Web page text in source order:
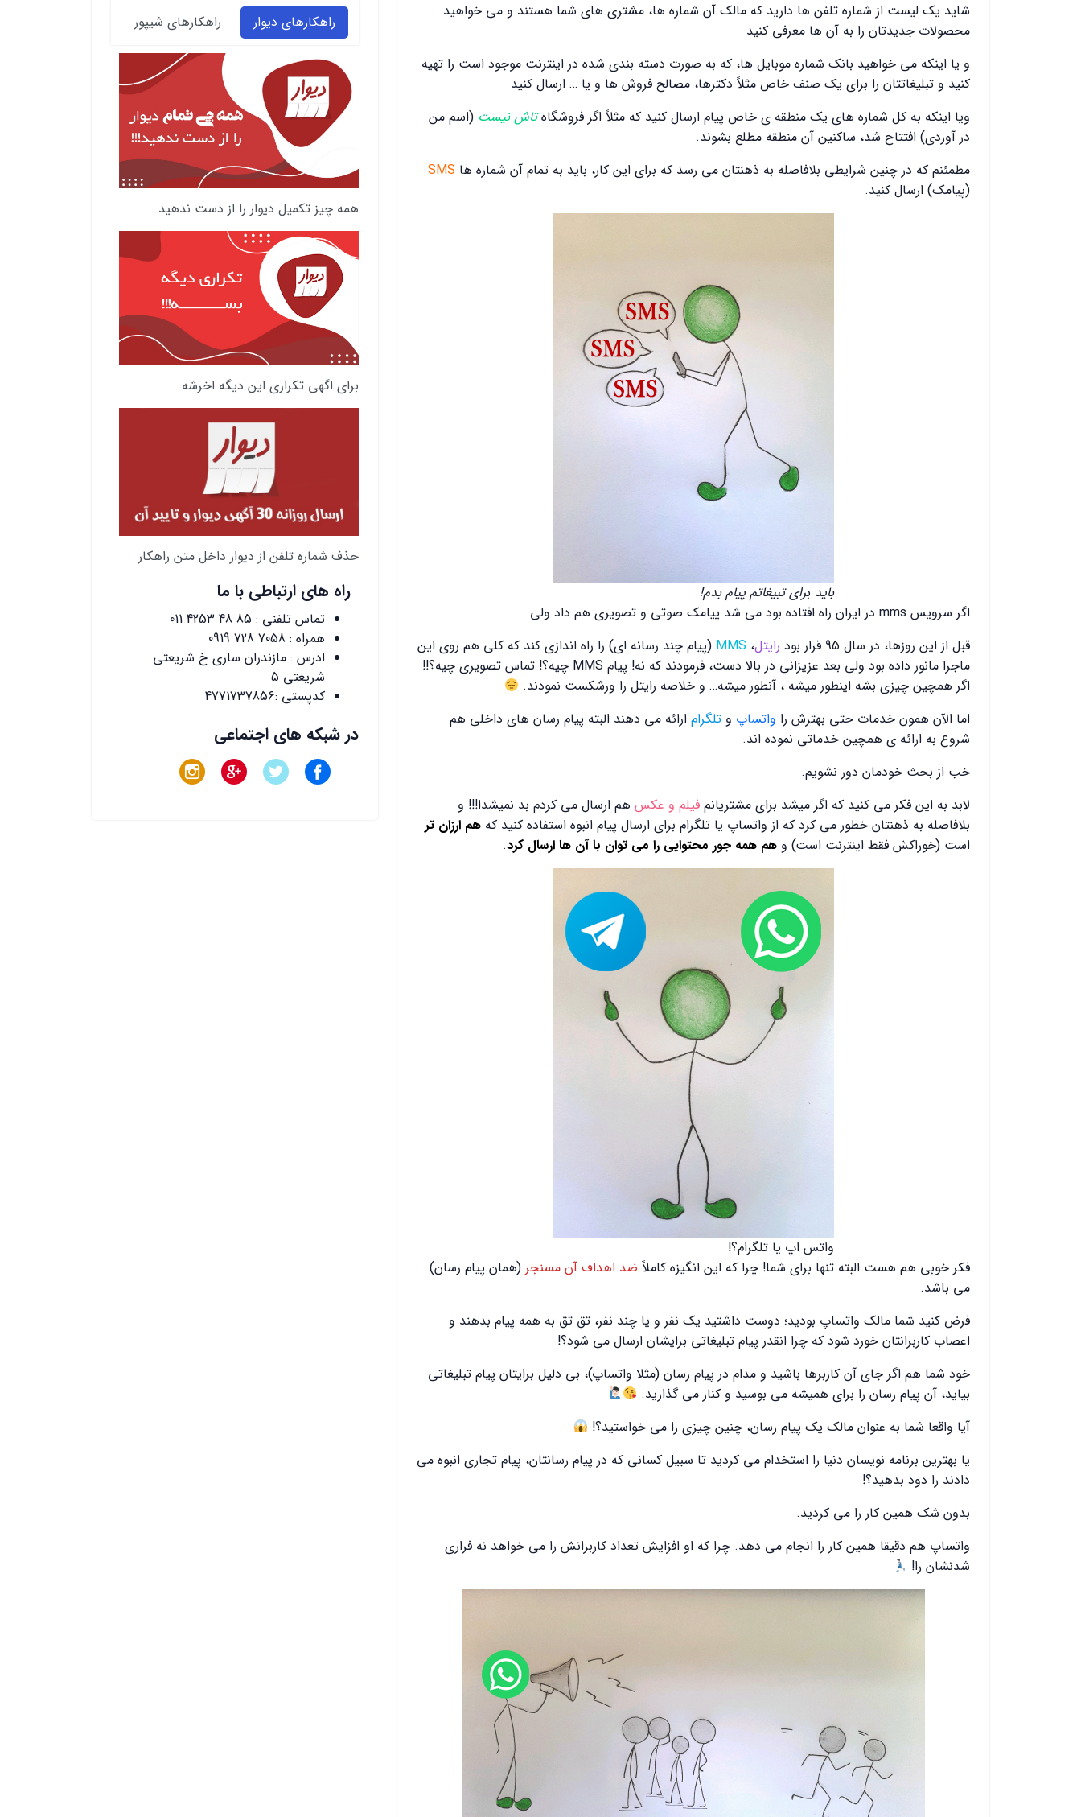
شاید یک لیست از شماره تلفن ها دارید که مالک آن شماره ها، مشتری های شما هستند و می خواهید
محصولات جدیدتان را به آن ها معرفی کنید
و یا اینکه می خواهید بانک شماره موبایل ها، که به صورت دسته بندی شده در اینترنت موجود است را تهیه
کنید و تبلیغاتتان را برای یک صنف خاص مثلاً دکترها، مصالح فروش ها و یا … ارسال کنید
ویا اینکه به کل شماره های یک منطقه ی خاص پیام ارسال کنید که مثلاً اگر فروشگاهتاش نیست (اسم من
در آوردی) افتتاح شد، ساکنین آن منطقه مطلع بشوند.
مطمئنم که در چنین شرایطی بلافاصله به ذهنتان می رسد که برای این کار، باید به تمام آن شماره ها SMS
(پیامک) ارسال کنید.
باید برای تبیغاتم پیام بدم!
اگر سرویس mms در ایران راه افتاده بود می شد پیامک صوتی و تصویری هم داد ولی
قبل از این روزها، در سال 95 قرار بود
رایتل، MMS (پیام چند رسانه‌ ای) را راه اندازی کند که کلی هم روی این
ماجرا مانور داده بود ولی بعد عزیزانی در بالا دست، فرمودند که نه! پیام MMS چیه؟! تماس تصویری چیه؟!!
اگر همچین چیزی بشه اینطور میشه ، آنطور میشه… و خلاصه رایتل را ورشکست نمودند.
اما الآن همون خدمات حتی بهترش را واتساپ و تلگرام ارائه می دهند البته پیام رسان های داخلی هم
شروع به ارائه ی همچین خدماتی نموده اند.
خب از بحث خودمان دور نشویم.
لابد به این فکر می کنید که اگر میشد برای مشتریانم فیلم و عکس هم ارسال می کردم بد نمیشدا!!! و
بلافاصله به ذهنتان خطور می کرد که از واتساپ یا تلگرام برای ارسال پیام انبوه استفاده کنید که هم ارزان تر
است (خوراکش فقط اینترنت است) و هم همه جور محتوایی را می توان با آن ها ارسال کرد.
واتس اپ یا تلگرام؟!
فکر خوبی هم هست البته تنها برای شما! چرا که این انگیزه کاملاً ضد اهداف آن مسنجر (همان پیام رسان)
می باشد.
فرض کنید شما مالک واتساپ بودید؛ دوست داشتید یک نفر و یا چند نفر، تق تق به همه پیام بدهند و
اعصاب کاربرانتان خورد شود که چرا انقدر پیام تبلیغاتی برایشان ارسال می شود؟!
خود شما هم اگر جای آن کاربرها باشید و مدام در پیام رسان (مثلا واتساپ)، بی دلیل برایتان پیام تبلیغاتی
بیاید، آن پیام رسان را برای همیشه می بوسید و کنار می گذارید.
آیا واقعا شما به عنوان مالک یک پیام رسان، چنین چیزی را می خواستید؟!
یا بهترین برنامه نویسان دنیا را استخدام می کردید تا سبیل کسانی که در پیام رسانتان، پیام تجاری انبوه می
دادند را دود بدهید؟!
بدون شک همین کار را می کردید.
واتساپ هم دقیقا همین کار را انجام می دهد. چرا که او افزایش تعداد کاربرانش را می خواهد نه فراری
شدنشان را!
راهکارهای دیوار راهکارهای شیپور
همه چیز تکمیل دیوار را از دست ندهید
برای اگهی تکراری این دیگه اخرشه
حذف شماره تلفن از دیوار داخل متن راهکار
راه های ارتباطی با ما
تماس تلفنی : 011 4253 48 85
همراه : 0919 728 7058
ادرس : مازندران ساری خ شریعتی
شریعتی 5
کدپستی :4771737856
در شبکه های اجتماعی